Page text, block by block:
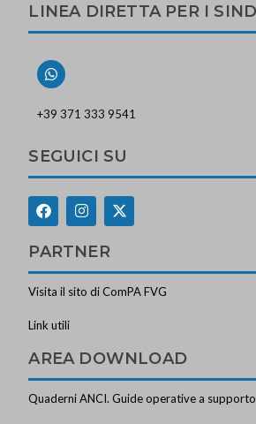
LINEA DIRETTA PER I
+39 371 333 9541
SEGUICI SU
PARTNER
Visita il sito di ComPA FVG
Link utili
AREA DOWNLOAD
Quaderni ANCI. Guide operative a